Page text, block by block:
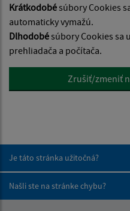
Krátkodobésúbory Cookies
automaticky vymažú.
Dlhodobésúbory Cookies sa
prehliadača a počítača.
Zrušiť/zmeniť
Je táto stránka užitočná?
Našli ste na stránke chybu?